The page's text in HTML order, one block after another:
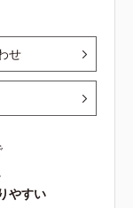
せ
やすい